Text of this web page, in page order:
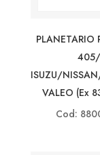
PLANETARIO
405/
ISUZU/
VALEO (ex
Cod: